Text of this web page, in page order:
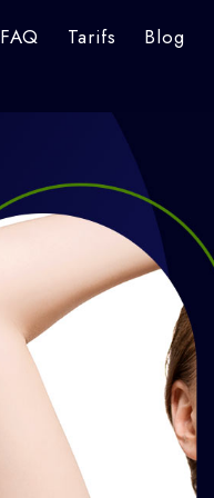
FAQ Tarifs Blog